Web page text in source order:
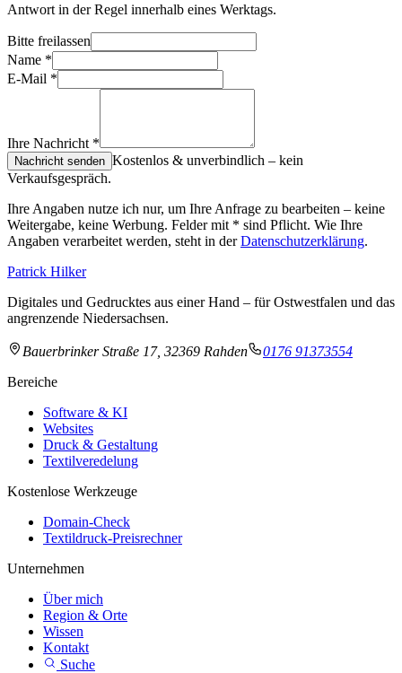
Antwort in der Regel innerhalb eines Werktags.
Bitte freilassen
Name *
E-Mail *
Ihre Nachricht *
Nachricht senden Kostenlos & unverbindlich – kein
Verkaufsgespräch.
Ihre Angaben nutze ich nur, um Ihre Anfrage zu bearbeiten – keine
Weitergabe, keine Werbung. Felder mit * sind Pflicht. Wie Ihre
Angaben verarbeitet werden, steht in derDatenschutzerklärung.
Patrick Hilker
Digitales und Gedrucktes aus einer Hand – für Ostwestfalen und das
angrenzende Niedersachsen.
Bauerbrinker Straße 17, 32369 Rahden
0176 91373554
Bereiche
Software & KI
Websites
Druck & Gestaltung
Textilveredelung
Kostenlose Werkzeuge
Domain-Check
Textildruck-Preisrechner
Unternehmen
Über mich
Region & Orte
Wissen
Kontakt
Suche